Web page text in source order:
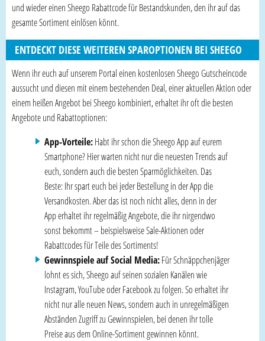
und wieder einen Sheego Rabattcode für Bestandskunden, den ihr auf das
gesamte Sortiment einlösen könnt.
ENTDECKT DIESE WEITEREN SPAROPTIONEN BEI SHEEGO
Wenn ihr euch auf unserem Portal einen kostenlosen Sheego Gutscheincode
aussucht und diesen mit einem bestehenden Deal, einer aktuellen Aktion oder
einem heißen Angebot bei Sheego kombiniert, erhaltet ihr oft die besten
Angebote und Rabattoptionen:
App-Vorteile:Habt ihr schon die Sheego App auf eurem
Smartphone? Hier warten nicht nur die neuesten Trends auf
euch, sondern auch die besten Sparmöglichkeiten. Das
Beste: Ihr spart euch bei jeder Bestellung in der App die
Versandkosten. Aber das ist noch nicht alles, denn in der
App erhaltet ihr regelmäßig Angebote, die ihr nirgendwo
sonst bekommt – beispielsweise Sale-Aktionen oder
Rabattcodes für Teile des Sortiments!
Gewinnspiele auf Social Media:Für Schnäppchenjäger
lohnt es sich, Sheego auf seinen sozialen Kanälen wie
Instagram, YouTube oder Facebook zu folgen. So erhaltet ihr
nicht nur alle neuen News, sondern auch in unregelmäßigen
Abständen Zugriff zu Gewinnspielen, bei denen ihr tolle
Preise aus dem Online-Sortiment gewinnen könnt.